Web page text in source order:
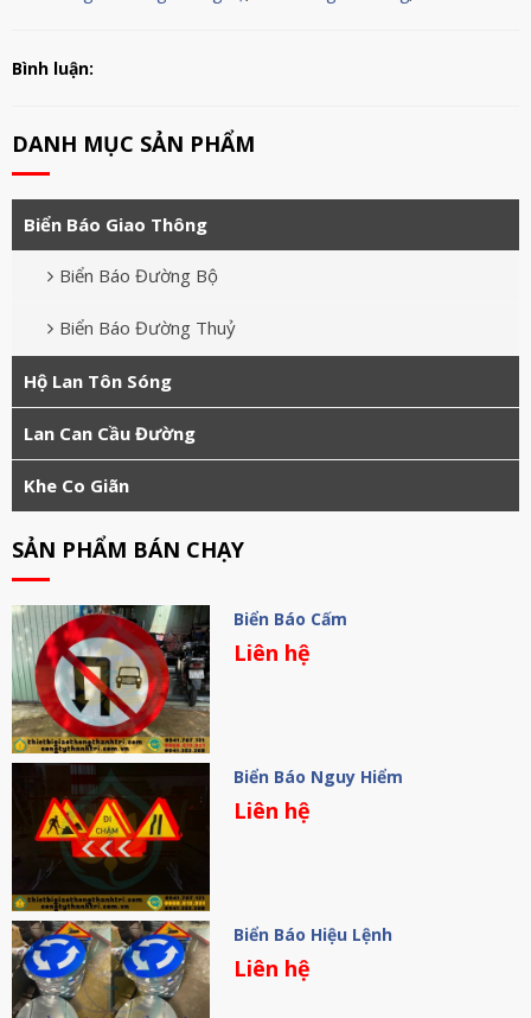
Bình luận:
DANH MỤC SẢN PHẨM
Biển Báo Giao Thông
Biển Báo Đường Bộ
Biển Báo Đường Thuỷ
Hộ Lan Tôn Sóng
Lan Can Cầu Đường
Khe Co Giãn
SẢN PHẨM BÁN CHẠY
Biển Báo Cấm
Liên hệ
Biển Báo Nguy Hiểm
Liên hệ
Biển Báo Hiệu Lệnh
Liên hệ